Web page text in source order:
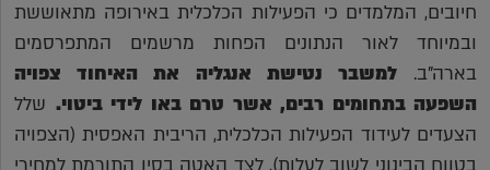
חיובים, המלמדים כי הפעילות הכלכלית באירופה מתאוששת
ובמיוחד לאור הנתונים הפחות מרשמים המתפרסמים
בארה"ב.למשבר נטישת אנגליה את האיחוד צפויה
השפעה בתחומים רבים, אשר טרם באו לידי ביטוי. שלל
הצעדים לעידוד הפעילות הכלכלית, הריבית האפסית (הצפויה
בטווח הבינוני לשוב לעלות), לצד האטה בסין התורמת למחירי